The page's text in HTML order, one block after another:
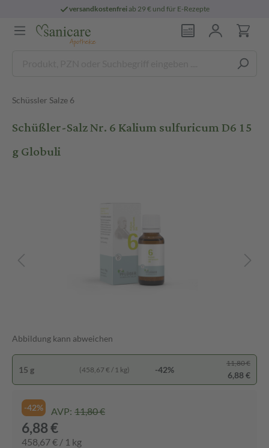
versandkostenfreiab 29 € und für E-Rezepte
Schüssler Salze 6
Schüßler-Salz Nr. 6 Kalium sulfuricum D6 15
g Globuli
Abbildung kann abweichen
15 g (458,67 € / 1 kg) -42%
11,80 €
6,88 €
-42% AVP: 11,80 €
6,88 €
458,67 € / 1 kg